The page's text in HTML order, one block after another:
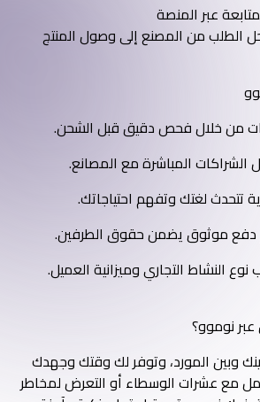
الطلب من المصنع إلى وصول المنتج
من خلال فحص دقيق قبل الشحن.
المباشرة مع المصانع.
لغتك وتفهم احتياجاتك.
دفع موثوق يضمن حقوق الطرفين.
النشاط التجاري وميزانية العميل.
عبر نوموو؟
وبين المورد، وتوفر لك وقتك وجهدك
مع عشرات الوسطاء أو التعرض لمخاطر